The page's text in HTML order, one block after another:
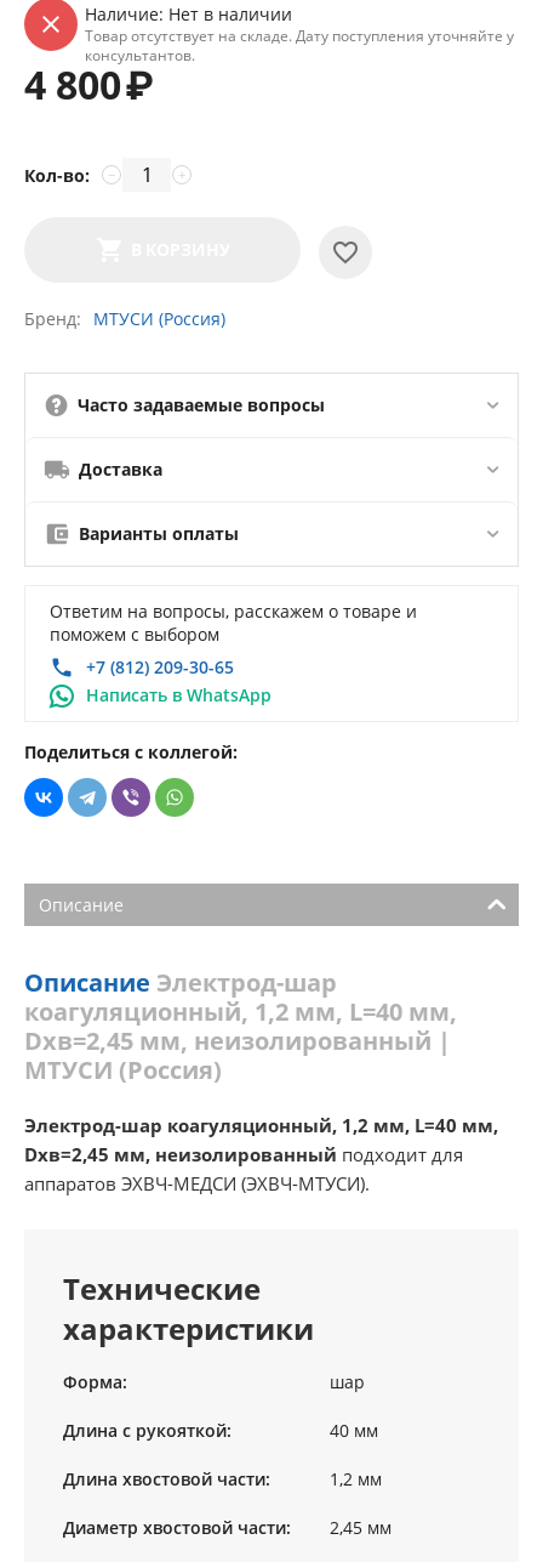
Наличие: Нет в наличии
Товар отсутствует на складе. Дату поступления уточняйте у
консультантов.
4 800₽
Кол-во: +
−
Бренд МТУСИ (Россия)
Часто задаваемые вопросы
Доставка
Варианты оплаты
Ответим на вопросы, расскажем о товаре и
поможем с выбором
+7 (812) 209-30-65
Написать в WhatsApp
Поделиться с коллегой:
Описание
Описание Электрод-шар
коагуляционный, 1,2 мм, L=40 мм,
Dхв=2,45 мм, неизолированный |
МТУСИ (Россия)
Электрод-шар коагуляционный, 1,2 мм, L=40 мм,
Dхв=2,45 мм, неизолированный подходит для
аппаратов ЭХВЧ-МЕДСИ (ЭХВЧ-МТУСИ).
Технические
характеристики
Форма: шар
Длина с рукояткой: 40 мм
Длина хвостовой части: 1,2 мм
Диаметр хвостовой части: 2,45 мм